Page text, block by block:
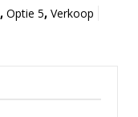
, Optie 5, Verkoop